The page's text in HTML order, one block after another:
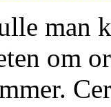
man
om